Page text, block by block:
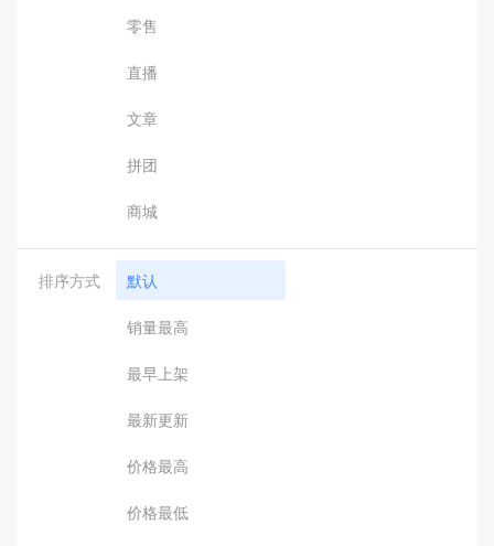
零售
直播
文章
拼团
商城
排序方式 默认
销量最高
最早上架
最新更新
价格最高
价格最低